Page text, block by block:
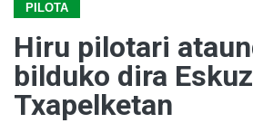
PILOTA
Hiru pilotari
bilduko dira
Txapelketan